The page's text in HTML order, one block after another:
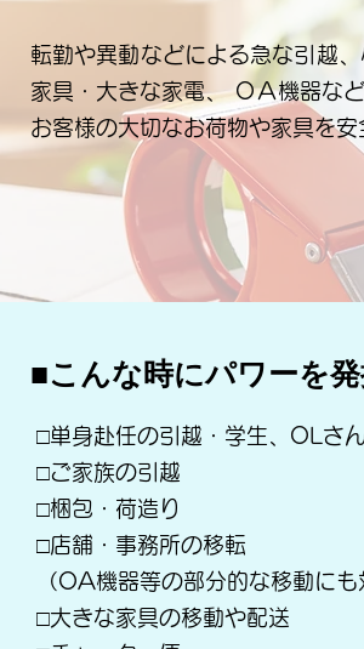
転勤や異動などによる急な引越
家具・大きな家電、 ＯＡ機器な
お客様の大切なお荷物や家具を安
■こんな時にパワーを
□単身赴任の引越・学生、OLさ
□ご家族の引越
□梱包・荷造り
□店舗・事務所の移転
（OA機器等の部分的な移動にも
□大きな家具の移動や配送